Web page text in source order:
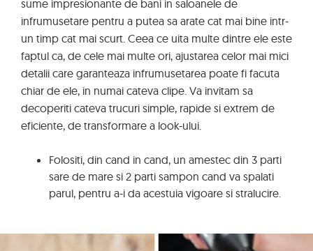
sume impresionante de bani in saloanele de
infrumusetare pentru a putea sa arate cat mai bine intr-
un timp cat mai scurt. Ceea ce uita multe dintre ele este
faptul ca, de cele mai multe ori, ajustarea celor mai mici
detalii care garanteaza infrumusetarea poate fi facuta
chiar de ele, in numai cateva clipe. Va invitam sa
decoperiti cateva trucuri simple, rapide si extrem de
eficiente, de transformare a look-ului.
Folositi, din cand in cand, un amestec din 3 parti
sare de mare si 2 parti sampon cand va spalati
parul, pentru a-i da acestuia vigoare si stralucire.